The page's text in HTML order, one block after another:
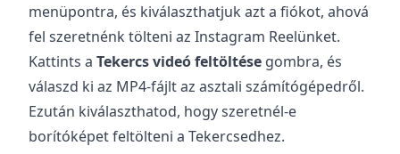
menüpontra, és kiválaszthatjuk azt a fiókot, ahová
fel szeretnénk tölteni az Instagram Reelünket.
Kattints a Tekercs videó feltöltése gombra, és
válaszd ki az MP4-fájlt az asztali számítógépedről.
Ezután kiválaszthatod, hogy szeretnél-e
borítóképet feltölteni a Tekercsedhez.